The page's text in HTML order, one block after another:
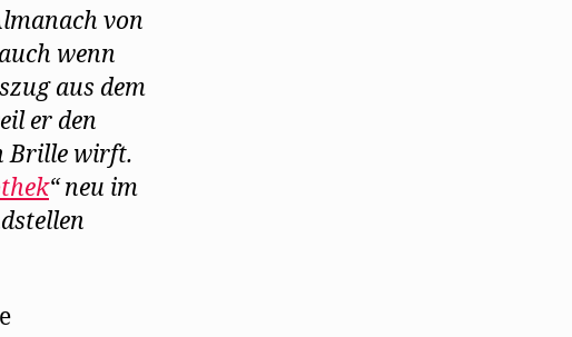
von
wenn
aus dem
er den
Brille wirft.
“ neu im